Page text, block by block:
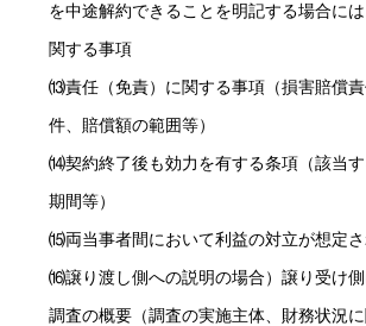
を中途解約できることを明記する場合に
関する事項
⒀責任（免責）に関する事項（損害賠償
件、賠償額の範囲等）
⒁契約終了後も効力を有する条項（該当
期間等）
⒂両当事者間において利益の対立が想定
⒃譲り渡し側への説明の場合）譲り受け
調査の概要（調査の実施主体、財務状況